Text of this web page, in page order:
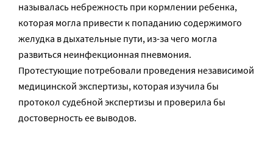
называлась небрежность при кормлении ребенка,
которая могла привести к попаданию содержимого
желудка в дыхательные пути, из-за чего могла
развиться неинфекционная пневмония.
Протестующие потребовали проведения независимой
медицинской экспертизы, которая изучила бы
протокол судебной экспертизы и проверила бы
достоверность ее выводов.